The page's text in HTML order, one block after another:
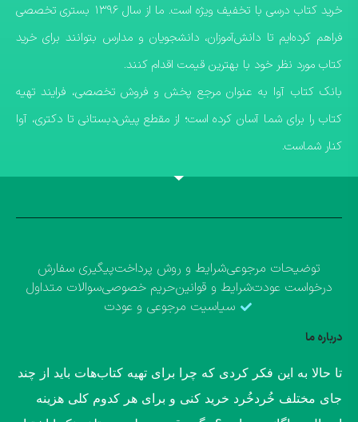
خرید کتاب درسی با تخفیف ویژه است. ما از سال ۱۳۹۶ بستری تخصصی
فراهم کرده‌ایم تا دانش‌آموزان، دانشجویان و مدارس بتوانند برای خرید
کتاب مورد نظر خود با بهترین قیمت اقدام کنند.
​بانک کتاب آوا به عنوان مرجع پخش و فروش تخصصی، فرایند تهیه
کتاب را برای شما آسان کرده است؛ از مقطع پیش‌دبستانی تا دکتری، آوا
کنار شماست.
توضیحات مرجوعیشرایط و روش پرداختپیگیری سفارش
درخواست عودتشرایط و قوانینحریم خصوصیسوالات متداول
سیاسیت مرجوعی و عودت
درباره ما
​تا حالا به این فکر کردی که چرا برای تهیه کتاب‌هات باید از چند
جای مختلف خُردخُرد خرید کنی و برای هر کدوم کلی هزینه